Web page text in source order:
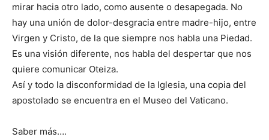
mirar hacia otro lado, como ausente o desapegada. No
hay una unión de dolor-desgracia entre madre-hijo, entre
Virgen y Cristo, de la que siempre nos habla una Piedad.
Es una visión diferente, nos habla del despertar que nos
quiere comunicar Oteiza.
Así y todo la disconformidad de la Iglesia, una copia del
apostolado se encuentra en el Museo del Vaticano.
Saber más….